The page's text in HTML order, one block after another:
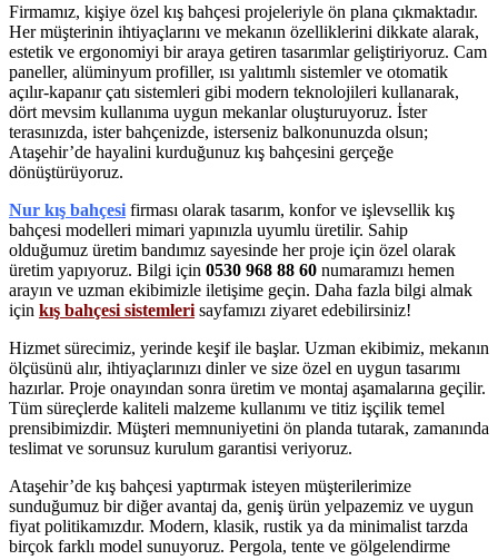
Firmamız, kişiye özel kış bahçesi projeleriyle ön plana çıkmaktadır.
Her müşterinin ihtiyaçlarını ve mekanın özelliklerini dikkate alarak,
estetik ve ergonomiyi bir araya getiren tasarımlar geliştiriyoruz. Cam
paneller, alüminyum profiller, ısı yalıtımlı sistemler ve otomatik
açılır-kapanır çatı sistemleri gibi modern teknolojileri kullanarak,
dört mevsim kullanıma uygun mekanlar oluşturuyoruz. İster
terasınızda, ister bahçenizde, isterseniz balkonunuzda olsun;
Ataşehir’de hayalini kurduğunuz kış bahçesini gerçeğe
dönüştürüyoruz.
Nur kış bahçesi firması olarak tasarım, konfor ve işlevsellik kış
bahçesi modelleri mimari yapınızla uyumlu üretilir. Sahip
olduğumuz üretim bandımız sayesinde her proje için özel olarak
üretim yapıyoruz. Bilgi için 0530 968 88 60 numaramızı hemen
arayın ve uzman ekibimizle iletişime geçin. Daha fazla bilgi almak
için kış bahçesi sistemleri sayfamızı ziyaret edebilirsiniz!
Hizmet sürecimiz, yerinde keşif ile başlar. Uzman ekibimiz, mekanın
ölçüsünü alır, ihtiyaçlarınızı dinler ve size özel en uygun tasarımı
hazırlar. Proje onayından sonra üretim ve montaj aşamalarına geçilir.
Tüm süreçlerde kaliteli malzeme kullanımı ve titiz işçilik temel
prensibimizdir. Müşteri memnuniyetini ön planda tutarak, zamanında
teslimat ve sorunsuz kurulum garantisi veriyoruz.
Ataşehir’de kış bahçesi yaptırmak isteyen müşterilerimize
sunduğumuz bir diğer avantaj da, geniş ürün yelpazemiz ve uygun
fiyat politikamızdır. Modern, klasik, rustik ya da minimalist tarzda
birçok farklı model sunuyoruz. Pergola, tente ve gölgelendirme